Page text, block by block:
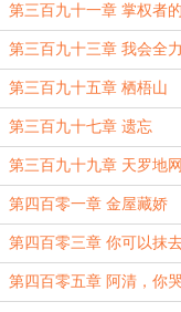
收
第三百九十一章 掌权者
第三百九十三章 我会全
第三百九十五章 栖梧山
第三百九十七章 遗忘
第三百九十九章 天罗地
斗！
第四百零一章 金屋藏娇
第四百零三章 你可以抹
忆，但抹不去我的心跳
第四百零五章 阿清，你